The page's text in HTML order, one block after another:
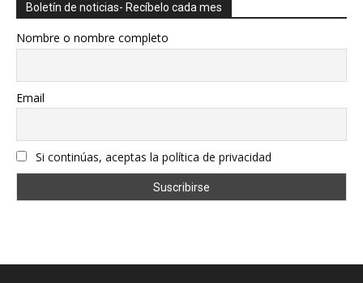
Boletín de noticias- Recíbelo cada mes
Nombre o nombre completo
Email
Si continúas, aceptas la política de privacidad